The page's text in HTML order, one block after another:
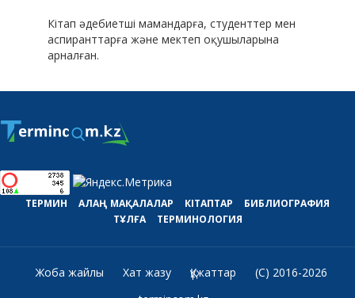
Кітап әдебиетші мамандарға, студенттер мен
аспиранттарға және мектеп оқушыларына
арналған.
ТЕРМИН АЛАҢ МАҚАЛАЛАР КІТАПТАР
БИБЛИОГРАФИЯ
ТҰЛҒА
ТЕРМИНОЛОГИЯ
Жоба жайлы Хат жазу Құжаттар
(C) 2016-2026